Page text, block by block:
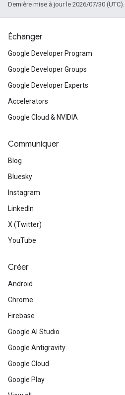
Dernière mise à jour le 2026/07/30 (UTC).
Échanger
Google Developer Program
Google Developer Groups
Google Developer Experts
Accelerators
Google Cloud & NVIDIA
Communiquer
Blog
Bluesky
Instagram
LinkedIn
X (Twitter)
YouTube
Créer
Android
Chrome
Firebase
Google AI Studio
Google Antigravity
Google Cloud
Google Play